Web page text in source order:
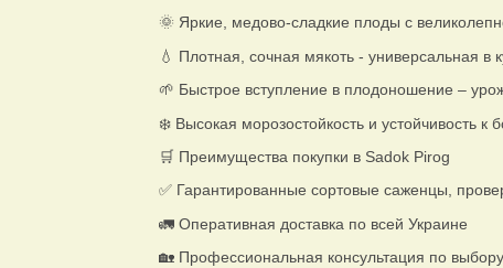
🌞 Яркие, медово-сладкие плоды с
💧 Плотная, сочная мякоть - универсальная в
🌱 Быстрое вступление в плодоношение –
❄️ Высокая морозостойкость и устойчивость к
🛒 Преимущества покупки в Sadok Pirog
✅ Гарантированные сортовые саженцы,
🚛 Оперативная доставка по всей Украине
🏡 Профессиональная консультация по